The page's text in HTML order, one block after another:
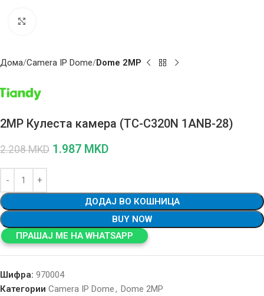
Дома Camera IP Dome Dome 2MP
2MP Кулеста камера (TC-C320N 1ANB-28)
2.208MKD 1.987 MKD
ДОДАЈ ВО КОШНИЦА
BUY NOW
ПРАШАЈ МЕ НА WHATSAPP
Шифра: 970004
Категории Camera IP Dome, Dome 2MP